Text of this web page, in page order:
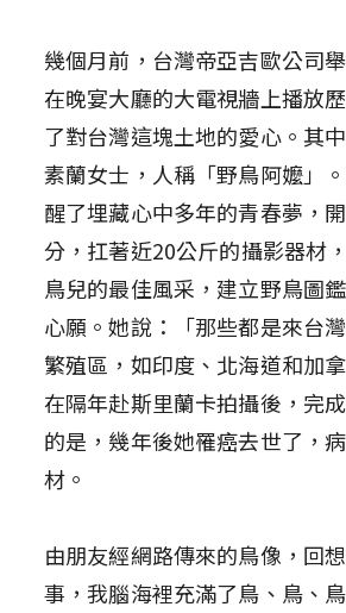
幾個月前，台灣帝亞吉歐公司
在晚宴大廳的大電視牆上播放
了對台灣這塊土地的愛心。其
素蘭女士，人稱「野鳥阿嬤」
醒了埋藏心中多年的青春夢，
分，扛著近20公斤的攝影器材
鳥兒的最佳風采，建立野鳥圖
心願。她說：「那些都是來台
繁殖區，如印度、北海道和加
在隔年赴斯里蘭卡拍攝後，完
的是，幾年後她罹癌去世了，
材。
由朋友經網路傳來的鳥像，回
事，我腦海裡充滿了鳥、鳥、